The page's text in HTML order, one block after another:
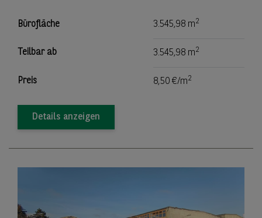
Bürofläche 3.545,98 m2
Teilbar ab 3.545,98 m2
Preis 8,50 €/m2
Details anzeigen